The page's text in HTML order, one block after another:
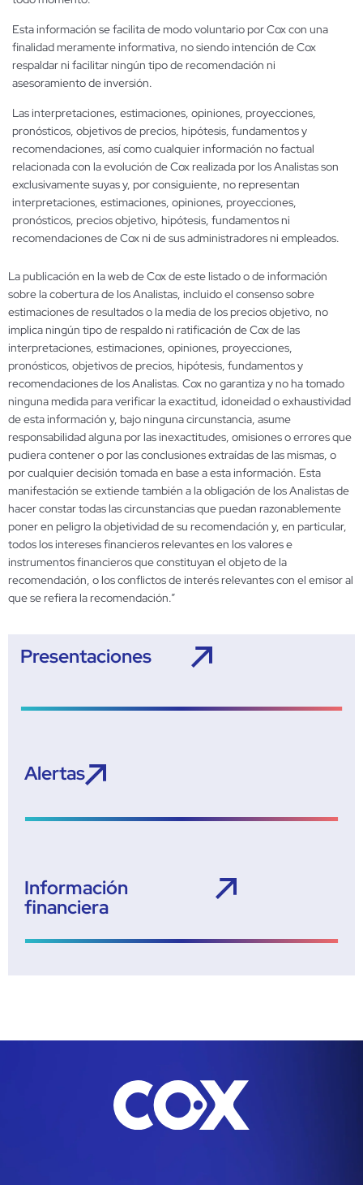
Esta información se facilita de modo voluntario por Cox con una
finalidad meramente informativa, no siendo intención de Cox
respaldar ni facilitar ningún tipo de recomendación ni
asesoramiento de inversión.
Las interpretaciones, estimaciones, opiniones, proyecciones,
pronósticos, objetivos de precios, hipótesis, fundamentos y
recomendaciones, así como cualquier información no factual
relacionada con la evolución de Cox realizada por los Analistas son
exclusivamente suyas y, por consiguiente, no representan
interpretaciones, estimaciones, opiniones, proyecciones,
pronósticos, precios objetivo, hipótesis, fundamentos ni
recomendaciones de Cox ni de sus administradores ni empleados.
La publicación en la web de Cox de este listado o de información
sobre la cobertura de los Analistas, incluido el consenso sobre
estimaciones de resultados o la media de los precios objetivo, no
implica ningún tipo de respaldo ni ratificación de Cox de las
interpretaciones, estimaciones, opiniones, proyecciones,
pronósticos, objetivos de precios, hipótesis, fundamentos y
recomendaciones de los Analistas. Cox no garantiza y no ha tomado
ninguna medida para verificar la exactitud, idoneidad o exhaustividad
de esta información y, bajo ninguna circunstancia, asume
responsabilidad alguna por las inexactitudes, omisiones o errores que
pudiera contener o por las conclusiones extraídas de las mismas, o
por cualquier decisión tomada en base a esta información. Esta
manifestación se extiende también a la obligación de los Analistas de
hacer constar todas las circunstancias que puedan razonablemente
poner en peligro la objetividad de su recomendación y, en particular,
todos los intereses financieros relevantes en los valores e
instrumentos financieros que constituyan el objeto de la
recomendación, o los conflictos de interés relevantes con el emisor al
que se refiera la recomendación.”
Presentaciones
Alertas
Información
financiera